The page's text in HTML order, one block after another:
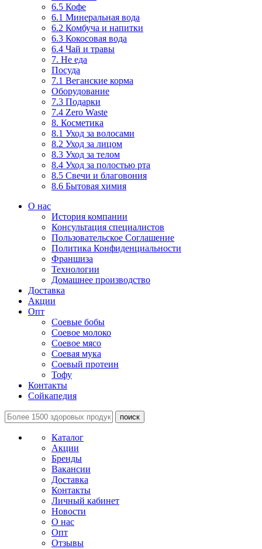
6.5 Кофе
6.1 Минеральная вода
6.2 Комбуча и напитки
6.3 Кокосовая вода
6.4 Чай и травы
7. Не еда
Посуда
7.1 Веганские корма
Оборудование
7.3 Подарки
7.4 Zero Waste
8. Косметика
8.1 Уход за волосами
8.2 Уход за лицом
8.3 Уход за телом
8.4 Уход за полостью рта
8.5 Свечи и благовония
8.6 Бытовая химия
О нас
История компании
Консультация специалистов
Пользовательское Соглашение
Политика Конфиденциальности
Франшиза
Технологии
Домашнее производство
Доставка
Акции
Опт
Соевые бобы
Соевое молоко
Соевое мясо
Соевая мука
Соевый протеин
Тофу
Контакты
Сойкапедия
поиск
Каталог
Акции
Бренды
Вакансии
Доставка
Контакты
Личный кабинет
Новости
О нас
Опт
Отзывы